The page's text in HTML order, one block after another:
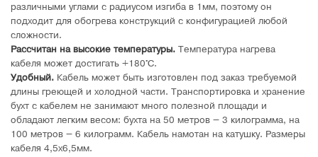
различными углами с радиусом изгиба в 1мм, поэтому он
подходит для обогрева конструкций с конфигурацией любой
сложности.
Рассчитан на высокие температуры. Температура нагрева
кабеля может достигать +180°C.
Удобный. Кабель может быть изготовлен под заказ требуемой
длины греющей и холодной части. Транспортировка и хранение
бухт с кабелем не занимают много полезной площади и
обладают легким весом: бухта на 50 метров – 3 килограмма, на
100 метров – 6 килограмм. Кабель намотан на катушку. Размеры
кабеля 4,5х6,5мм.